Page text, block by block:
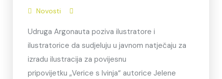
Novosti
Udruga Argonauta poziva ilustratore i
ilustratorice da sudjeluju u javnom natječaju za
izradu ilustracija za povijesnu
pripovijetku „Verice s Ivinja“ autorice Jelene